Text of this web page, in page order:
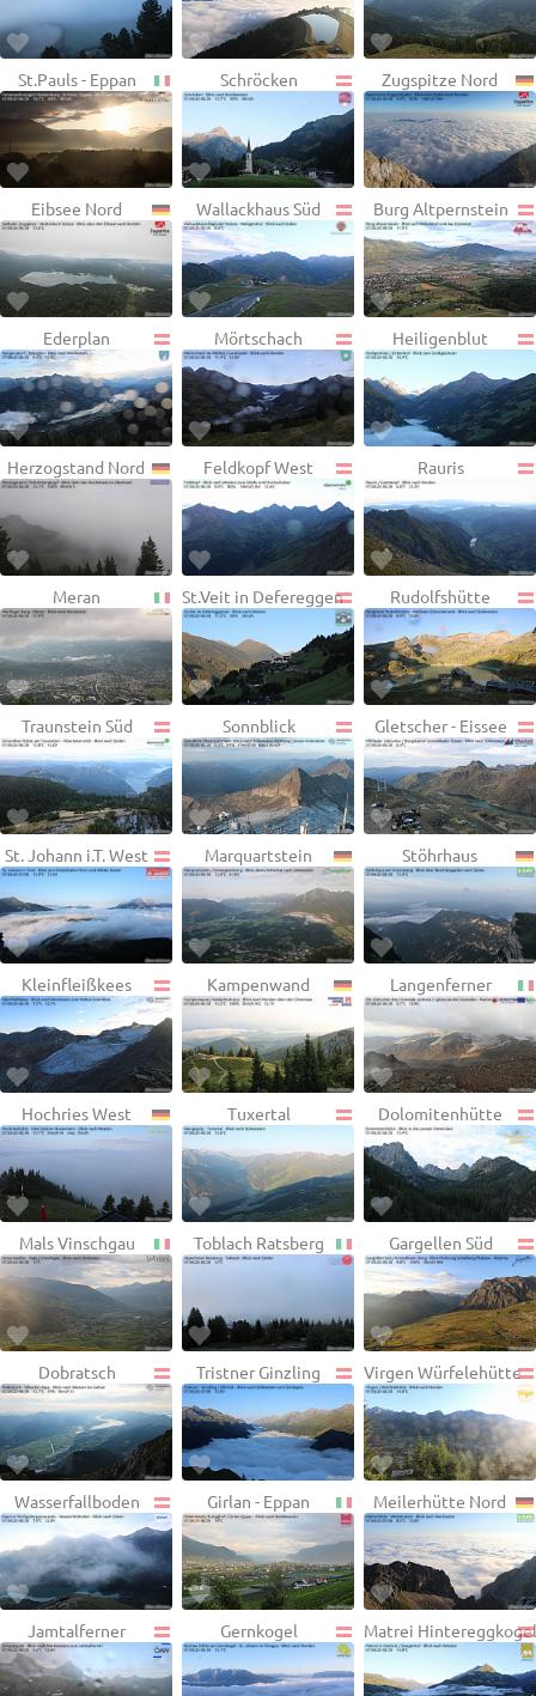
St.Pauls - Eppan Schröcken Zugspitze Nord
Eibsee Nord Wallackhaus Süd Burg Altpernstein
Ederplan Mörtschach Heiligenblut
Herzogstand Nord Feldkopf West Rauris
Meran St.Veit in Defereggen Rudolfshütte
Traunstein Süd Sonnblick Gletscher - Eissee
St. Johann i.T. West Marquartstein Stöhrhaus
Kleinfleißkees Kampenwand Langenferner
Hochries West Tuxertal Dolomitenhütte
Mals Vinschgau Toblach Ratsberg Gargellen Süd
Dobratsch Tristner Ginzling Virgen Würfelehütte
Wasserfallboden Girlan - Eppan Meilerhütte Nord
Jamtalferner Gernkogel Matrei Hintereggkogel